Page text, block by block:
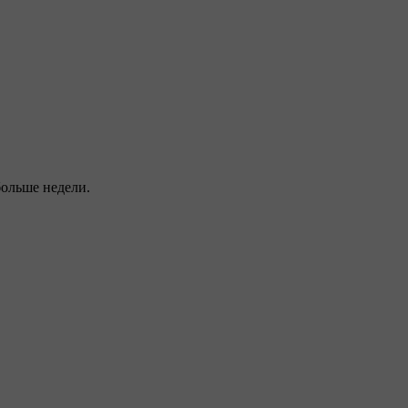
недели.